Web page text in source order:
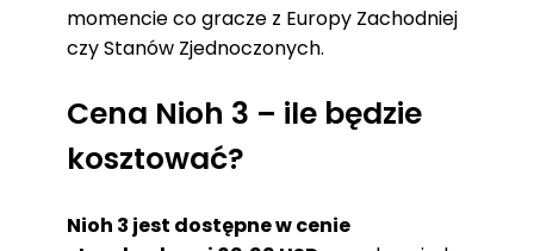
momencie co gracze z Europy Zachodniej
czy Stanów Zjednoczonych.
Cena Nioh 3 – ile będzie
kosztować?
Nioh 3 jest dostępne w cenie